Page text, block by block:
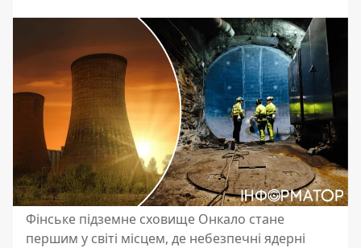
Фінське підземне сховище Онкало стане
першим у світі місцем, де небезпечні ядерні